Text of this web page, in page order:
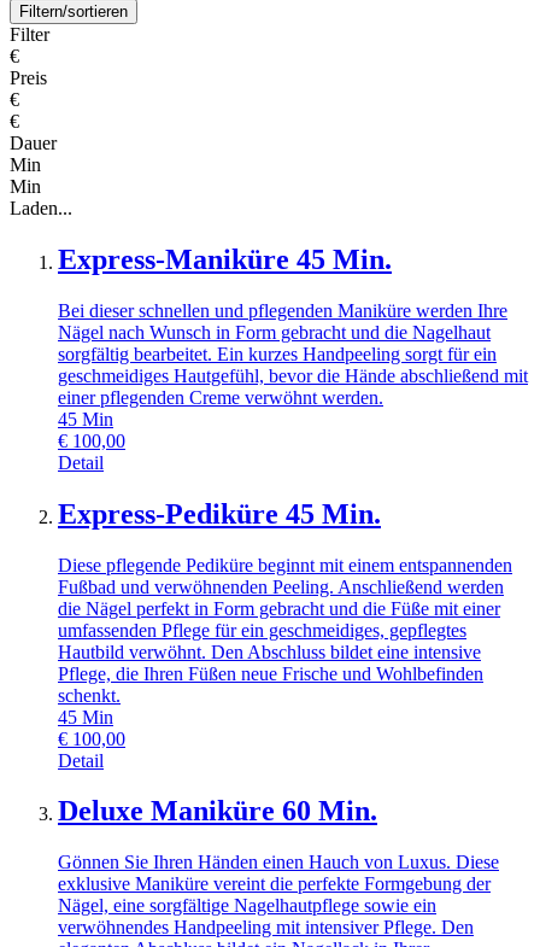
Filtern/sortieren
Filter
€
Preis
€
€
Dauer
Min
Min
Laden...
Express-Maniküre 45 Min.
Bei dieser schnellen und pflegenden Maniküre werden Ihre
Nägel nach Wunsch in Form gebracht und die Nagelhaut
sorgfältig bearbeitet. Ein kurzes Handpeeling sorgt für ein
geschmeidiges Hautgefühl, bevor die Hände abschließend mit
einer pflegenden Creme verwöhnt werden.
45 Min
€ 100,00
Detail
Express-Pediküre 45 Min.
Diese pflegende Pediküre beginnt mit einem entspannenden
Fußbad und verwöhnenden Peeling. Anschließend werden
die Nägel perfekt in Form gebracht und die Füße mit einer
umfassenden Pflege für ein geschmeidiges, gepflegtes
Hautbild verwöhnt. Den Abschluss bildet eine intensive
Pflege, die Ihren Füßen neue Frische und Wohlbefinden
schenkt.
45 Min
€ 100,00
Detail
Deluxe Maniküre 60 Min.
Gönnen Sie Ihren Händen einen Hauch von Luxus. Diese
exklusive Maniküre vereint die perfekte Formgebung der
Nägel, eine sorgfältige Nagelhautpflege sowie ein
verwöhnendes Handpeeling mit intensiver Pflege. Den